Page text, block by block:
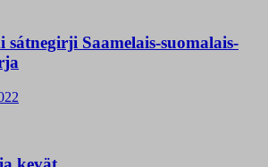
sátnegirji Saamelais-suomalais-